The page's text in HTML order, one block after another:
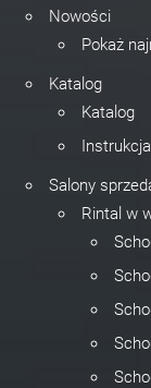
Nowości
Pokaż
Katalog
Katalog
Salony
Rintal w